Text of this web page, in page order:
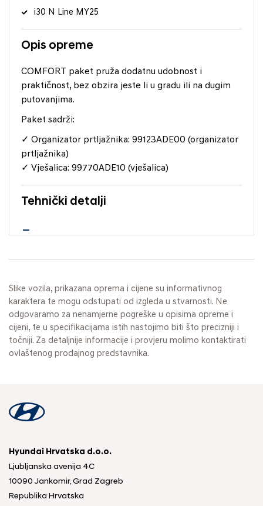
i30 N Line MY25
Opis opreme
COMFORT paket pruža dodatnu udobnost i
praktičnost, bez obzira jeste li u gradu ili na dugim
putovanjima.
Paket sadrži:
✓ Organizator prtljažnika: 99123ADE00 (organizator
prtljažnika)
✓ Vješalica: 99770ADE10 (vješalica)
Tehnički detalji
Slike vozila, prikazana oprema i cijene su informativnog
karaktera te mogu odstupati od izgleda u stvarnosti. Ne
odgovaramo za nenamjerne pogreške u opisima opreme i
cijeni, te u specifikacijama istih nastojimo biti što precizniji i
točniji. Za detaljnije informacije i provjeru molimo kontaktirati
ovlaštenog prodajnog predstavnika.
Hyundai Hrvatska d.o.o.
Ljubljanska avenija 4C
10090 Jankomir, Grad Zagreb
Republika Hrvatska